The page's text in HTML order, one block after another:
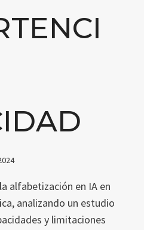
alfabetización en IA en
analizando un estudio
y limitaciones